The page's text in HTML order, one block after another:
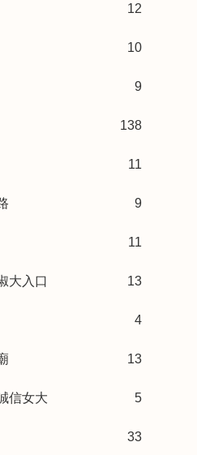
12
10
9
138
11
9
11
大入口 13
4
13
信女大 5
33